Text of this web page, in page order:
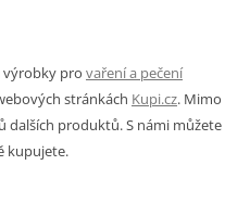
výrobky pro vaření a pečení
stránkách Kupi.cz. Mimo
dalších produktů. S námi můžete
kupujete.